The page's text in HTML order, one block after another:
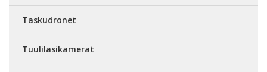
Taskudronet
Tuulilasikamerat